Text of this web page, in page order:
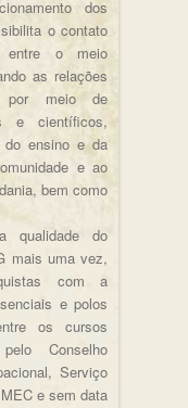
dos
o contato
entre o meio
as relações
por meio de
e científicos,
do ensino e da
e ao
bem como
qualidade do
mais uma vez,
com a
e polos
os cursos
Conselho
Serviço
e sem data